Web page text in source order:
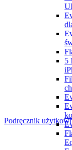
5
Podręcznik